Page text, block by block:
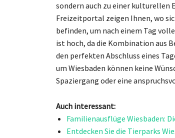
sondern auch zu einer kulturellen
Freizeitportal zeigen Ihnen, wo
befinden, um nach einem Tag
ist hoch, da die Kombination aus
den perfekten Abschluss eines
um Wiesbaden können keine
Spaziergang oder eine
Auch interessant:
Familienausflüge Wiesbaden:
Entdecken Sie die Tierparks